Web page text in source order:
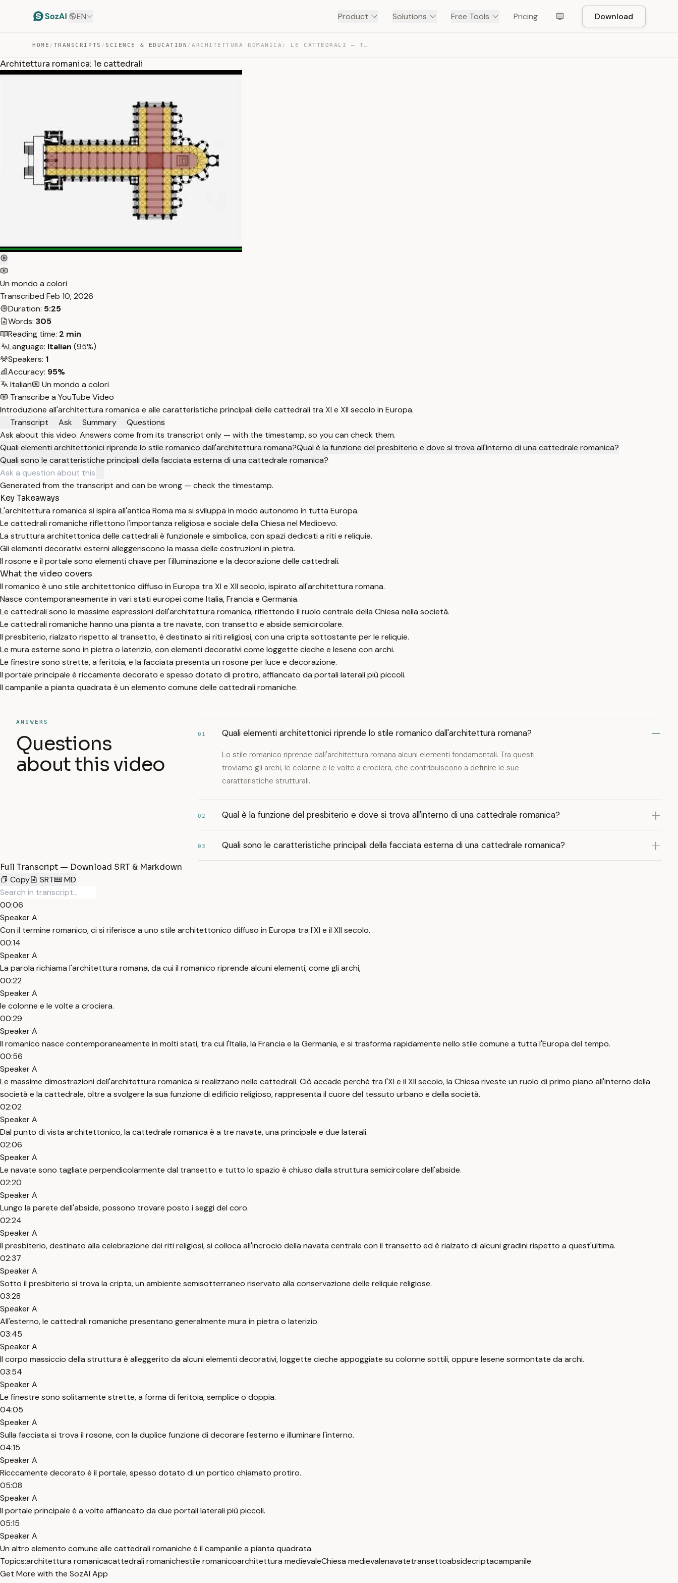
EN Product Solutions Free Tools Pricing Download
HOME / TRANSCRIPTS /SCIENCE & EDUCATION / ARCHITETTURA ROMANICA: LE CATTEDRALI — TRANSCRIPT
Architettura romanica: le cattedrali
Un mondo a colori
Transcribed Feb 10, 2026
Duration: 5:25
Words: 305
Reading time: 2 min
Language: Italian (95%)
Speakers: 1
Accuracy: 95%
Italian
Un mondo a colori
Transcribe a YouTube Video
Introduzione all'architettura romanica e alle caratteristiche principali delle cattedrali tra XI e XII secolo in Europa.
Transcript
Ask Summary
Questions
Ask about this video. Answers come from its transcript only — with the timestamp, so you can check them.
Quali elementi architettonici riprende lo stile romanico dall'architettura romana?Qual è la funzione del presbiterio e dove si trova all'interno di una cattedrale romanica?
Quali sono le caratteristiche principali della facciata esterna di una cattedrale romanica?
Generated from the transcript and can be wrong — check the timestamp.
Key Takeaways
L'architettura romanica si ispira all'antica Roma ma si sviluppa in modo autonomo in tutta Europa.
Le cattedrali romaniche riflettono l'importanza religiosa e sociale della Chiesa nel Medioevo.
La struttura architettonica delle cattedrali è funzionale e simbolica, con spazi dedicati a riti e reliquie.
Gli elementi decorativi esterni alleggeriscono la massa delle costruzioni in pietra.
Il rosone e il portale sono elementi chiave per l'illuminazione e la decorazione delle cattedrali.
What the video covers
Il romanico è uno stile architettonico diffuso in Europa tra XI e XII secolo, ispirato all'architettura romana.
Nasce contemporaneamente in vari stati europei come Italia, Francia e Germania.
Le cattedrali sono le massime espressioni dell'architettura romanica, riflettendo il ruolo centrale della Chiesa nella società.
Le cattedrali romaniche hanno una pianta a tre navate, con transetto e abside semicircolare.
Il presbiterio, rialzato rispetto al transetto, è destinato ai riti religiosi, con una cripta sottostante per le reliquie.
Le mura esterne sono in pietra o laterizio, con elementi decorativi come loggette cieche e lesene con archi.
Le finestre sono strette, a feritoia, e la facciata presenta un rosone per luce e decorazione.
Il portale principale è riccamente decorato e spesso dotato di protiro, affiancato da portali laterali più piccoli.
Il campanile a pianta quadrata è un elemento comune delle cattedrali romaniche.
ANSWERS
Questions
about this video
01 Quali elementi architettonici riprende lo stile romanico dall'architettura romana?
Lo stile romanico riprende dall'architettura romana alcuni elementi fondamentali. Tra questi
troviamo gli archi, le colonne e le volte a crociera, che contribuiscono a definire le sue
caratteristiche strutturali.
02 Qual è la funzione del presbiterio e dove si trova all'interno di una cattedrale romanica?
03 Quali sono le caratteristiche principali della facciata esterna di una cattedrale romanica?
Full Transcript — Download SRT & Markdown
Copy
SRT MD
00:06
Speaker A
Con il termine romanico, ci si riferisce a uno stile architettonico diffuso in Europa tra l'XI e il XII secolo.
00:14
Speaker A
La parola richiama l'architettura romana, da cui il romanico riprende alcuni elementi, come gli archi,
00:22
Speaker A
le colonne e le volte a crociera.
00:29
Speaker A
Il romanico nasce contemporaneamente in molti stati, tra cui l'Italia, la Francia e la Germania, e si trasforma rapidamente nello stile comune a tutta l'Europa del tempo.
00:56
Speaker A
Le massime dimostrazioni dell'architettura romanica si realizzano nelle cattedrali. Ciò accade perché tra l'XI e il XII secolo, la Chiesa riveste un ruolo di primo piano all'interno della
società e la cattedrale, oltre a svolgere la sua funzione di edificio religioso, rappresenta il cuore del tessuto urbano e della società.
02:02
Speaker A
Dal punto di vista architettonico, la cattedrale romanica è a tre navate, una principale e due laterali.
02:06
Speaker A
Le navate sono tagliate perpendicolarmente dal transetto e tutto lo spazio è chiuso dalla struttura semicircolare dell'abside.
02:20
Speaker A
Lungo la parete dell'abside, possono trovare posto i seggi del coro.
02:24
Speaker A
Il presbiterio, destinato alla celebrazione dei riti religiosi, si colloca all'incrocio della navata centrale con il transetto ed è rialzato di alcuni gradini rispetto a quest'ultima.
02:37
Speaker A
Sotto il presbiterio si trova la cripta, un ambiente semisotterraneo riservato alla conservazione delle reliquie religiose.
03:28
Speaker A
All'esterno, le cattedrali romaniche presentano generalmente mura in pietra o laterizio.
03:45
Speaker A
Il corpo massiccio della struttura è alleggerito da alcuni elementi decorativi, loggette cieche appoggiate su colonne sottili, oppure lesene sormontate da archi.
03:54
Speaker A
Le finestre sono solitamente strette, a forma di feritoia, semplice o doppia.
04:05
Speaker A
Sulla facciata si trova il rosone, con la duplice funzione di decorare l'esterno e illuminare l'interno.
04:15
Speaker A
Ricccamente decorato è il portale, spesso dotato di un portico chiamato protiro.
05:08
Speaker A
Il portale principale è a volte affiancato da due portali laterali più piccoli.
05:15
Speaker A
Un altro elemento comune alle cattedrali romaniche è il campanile a pianta quadrata.
Topics:architettura romanicacattedrali romanichestile romanicoarchitettura medievaleChiesa medievalenavatetransettoabsidecriptacampanile
Get More with the SozAI App